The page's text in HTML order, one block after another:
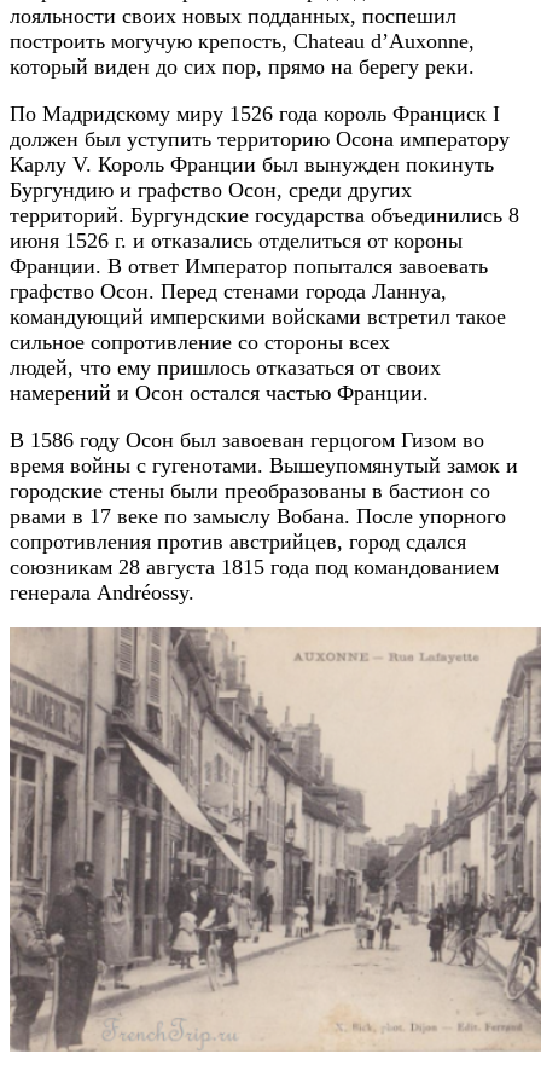
лояльности своих новых подданных, поспешил
построить могучую крепость, Chateau d’Auxonne,
который виден до сих пор, прямо на берегу реки.
По Мадридскому миру 1526 года король Франциск I
должен был уступить территорию Осона императору
Карлу V. Король Франции был вынужден покинуть
Бургундию и графство Осон, среди других
территорий. Бургундские государства объединились 8
июня 1526 г. и отказались отделиться от короны
Франции. В ответ Император попытался завоевать
графство Осон. Перед стенами города Ланнуа,
командующий имперскими войсками встретил такое
сильное сопротивление со стороны всех
людей, что ему пришлось отказаться от своих
намерений и Осон остался частью Франции.
В 1586 году Осон был завоеван герцогом Гизом во
время войны с гугенотами. Вышеупомянутый замок и
городские стены были преобразованы в бастион со
рвами в 17 веке по замыслу Вобана. После упорного
сопротивления против австрийцев, город сдался
союзникам 28 августа 1815 года под командованием
генерала Andréossy.